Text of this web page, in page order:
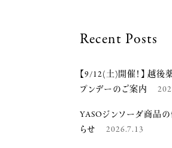
Recent Posts
【9/12(土)開催！】 越後
プンデーのご案内
YASOジンソーダ商品
らせ
2026.7.13